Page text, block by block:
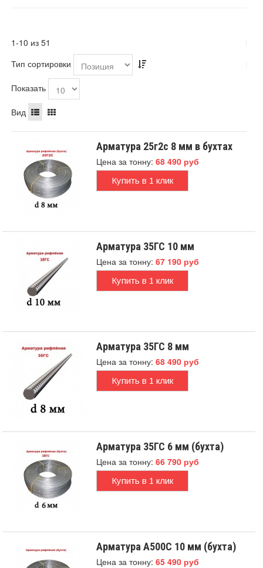
1-10 из 51
Тип сортировки
Показать
Вид
Арматура 25г2с 8 мм в бухтах
Цена за тонну:68 490 руб
Купить в 1 клик
Арматура 35ГС 10 мм
Цена за тонну:67 190 руб
Купить в 1 клик
Арматура 35ГС 8 мм
Цена за тонну:68 490 руб
Купить в 1 клик
Арматура 35ГС 6 мм (бухта)
Цена за тонну:66 790 руб
Купить в 1 клик
Арматура А500С 10 мм (бухта)
Цена за тонну:65 490 руб